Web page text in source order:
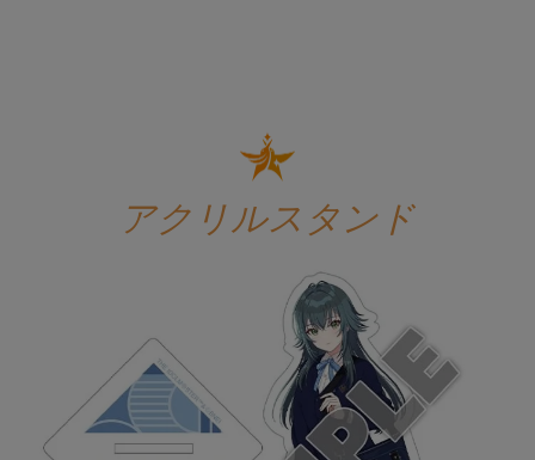
アクリルスタンド